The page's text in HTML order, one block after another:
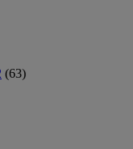
(63)